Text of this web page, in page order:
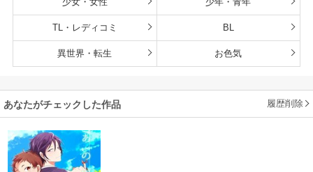
TL・レディコミ BL
異世界・転生 お色気
あなたがチェックした作品 履歴削除